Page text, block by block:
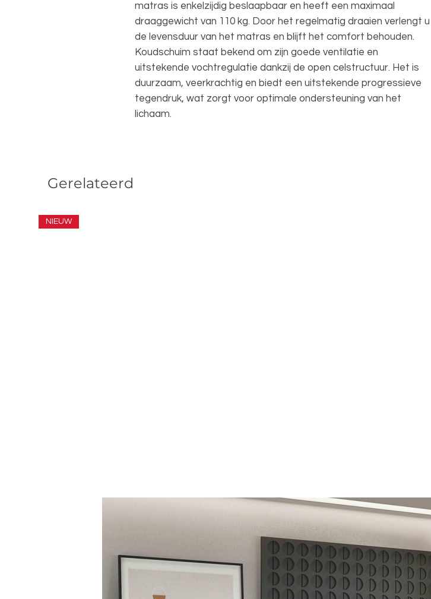
matras is enkelzijdig beslaapbaar en heeft een maximaal
draaggewicht van 110 kg. Door het regelmatig draaien verlengt u
de levensduur van het matras en blijft het comfort behouden.
Koudschuim staat bekend om zijn goede ventilatie en
uitstekende vochtregulatie dankzij de open celstructuur. Het is
duurzaam, veerkrachtig en biedt een uitstekende progressieve
tegendruk, wat zorgt voor optimale ondersteuning van het
lichaam.
Gerelateerd
NIEUW